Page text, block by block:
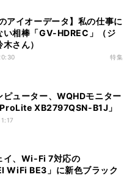
アイオーデータ】私の仕事に
い相棒「GV-HDREC」（ジ
さん）
特集
ピューター、WQHDモニター
XB2797QSN-B1J」
イ、Wi-Fi 7対応の
WiFi BE3」に新色ブラック